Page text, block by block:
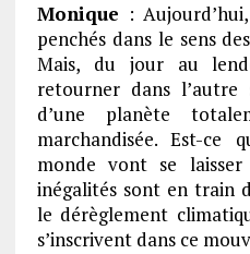
Monique :
penchés dans le sens
Mais, du jour au
retourner dans l’autre
d’une planète
marchandisée. Est-ce
monde vont se
inégalités sont en train
le dérèglement
s’inscrivent dans ce